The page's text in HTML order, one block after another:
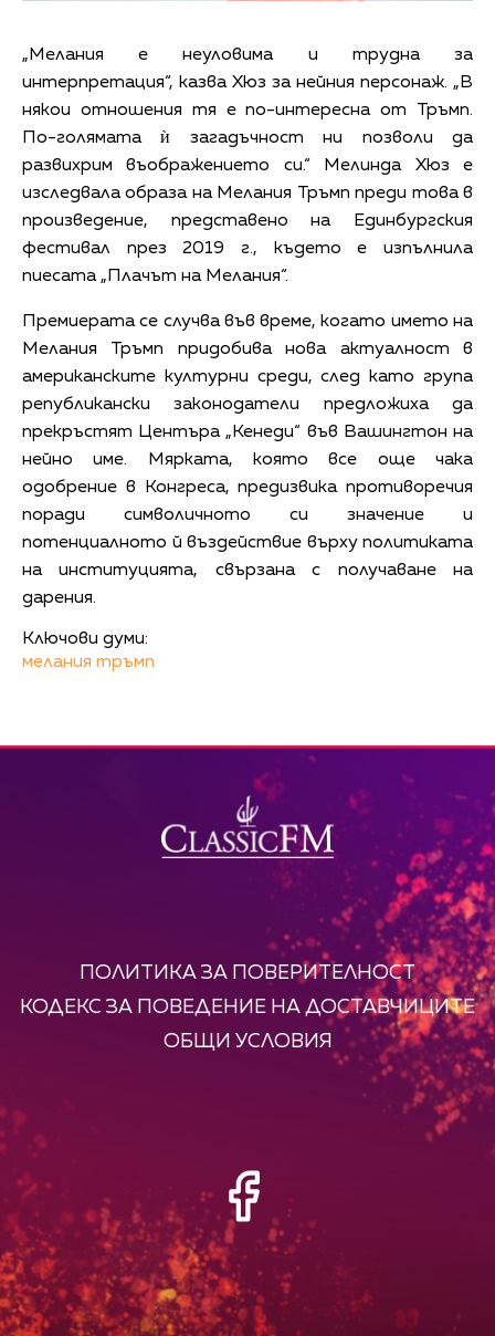
„Мелания е неуловима и трудна за
интерпретация“, казва Хюз за нейния персонаж. „В
някои отношения тя е по-интересна от Тръмп.
По-голямата ѝ загадъчност ни позволи да
развихрим въображението си.“ Мелинда Хюз е
изследвала образа на Мелания Тръмп преди това в
произведение, представено на Единбургския
фестивал през 2019 г., където е изпълнила
пиесата „Плачът на Мелания“.
Премиерата се случва във време, когато името на
Мелания Тръмп придобива нова актуалност в
американските културни среди, след като група
републикански законодатели предложиха да
прекръстят Центъра „Кенеди“ във Вашингтон на
нейно име. Мярката, която все още чака
одобрение в Конгреса, предизвика противоречия
поради символичното си значение и
потенциалното й въздействие върху политиката
на институцията, свързана с получаване на
дарения.
Ключови думи:
мелания тръмп
ПОЛИТИКА ЗА ПОВЕРИТЕЛНОСТ
КОДЕКС ЗА ПОВЕДЕНИЕ НА ДОСТАВЧИЦИТЕ
ОБЩИ УСЛОВИЯ